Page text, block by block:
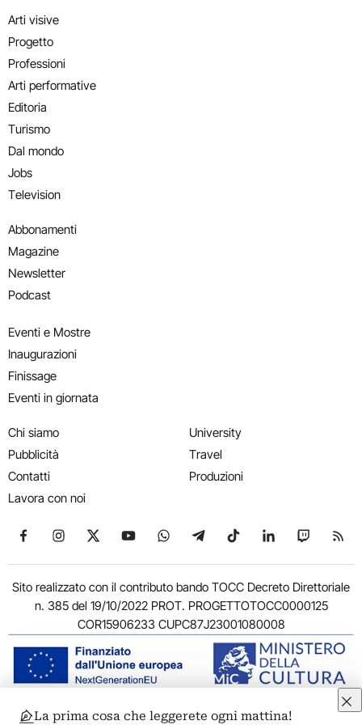
Arti visive
Progetto
Professioni
Arti performative
Editoria
Turismo
Dal mondo
Jobs
Television
Abbonamenti
Magazine
Newsletter
Podcast
Eventi e Mostre
Inaugurazioni
Finissage
Eventi in giornata
Chi siamo
Pubblicità
Contatti
Lavora con noi
University
Travel
Produzioni
Seguici su Facebook
Seguici su Instagram
Seguici su X
Seguici su YouTube
Seguici su WhatsApp
Seguici su Telegram
Seguici su TikTok
Seguici su
Seguici
Sito realizzato con il contributo bando TOCC Decreto Direttoriale
n. 385 del 19/10/2022 PROT. PROGETTOTOCC0000125
COR15906233 CUPC87J23001080008
© 2011-2026 ARTRIBUNE srl – Corso Vittorio Emanuele II, 287 –
La prima cosa che leggerete ogni mattina!